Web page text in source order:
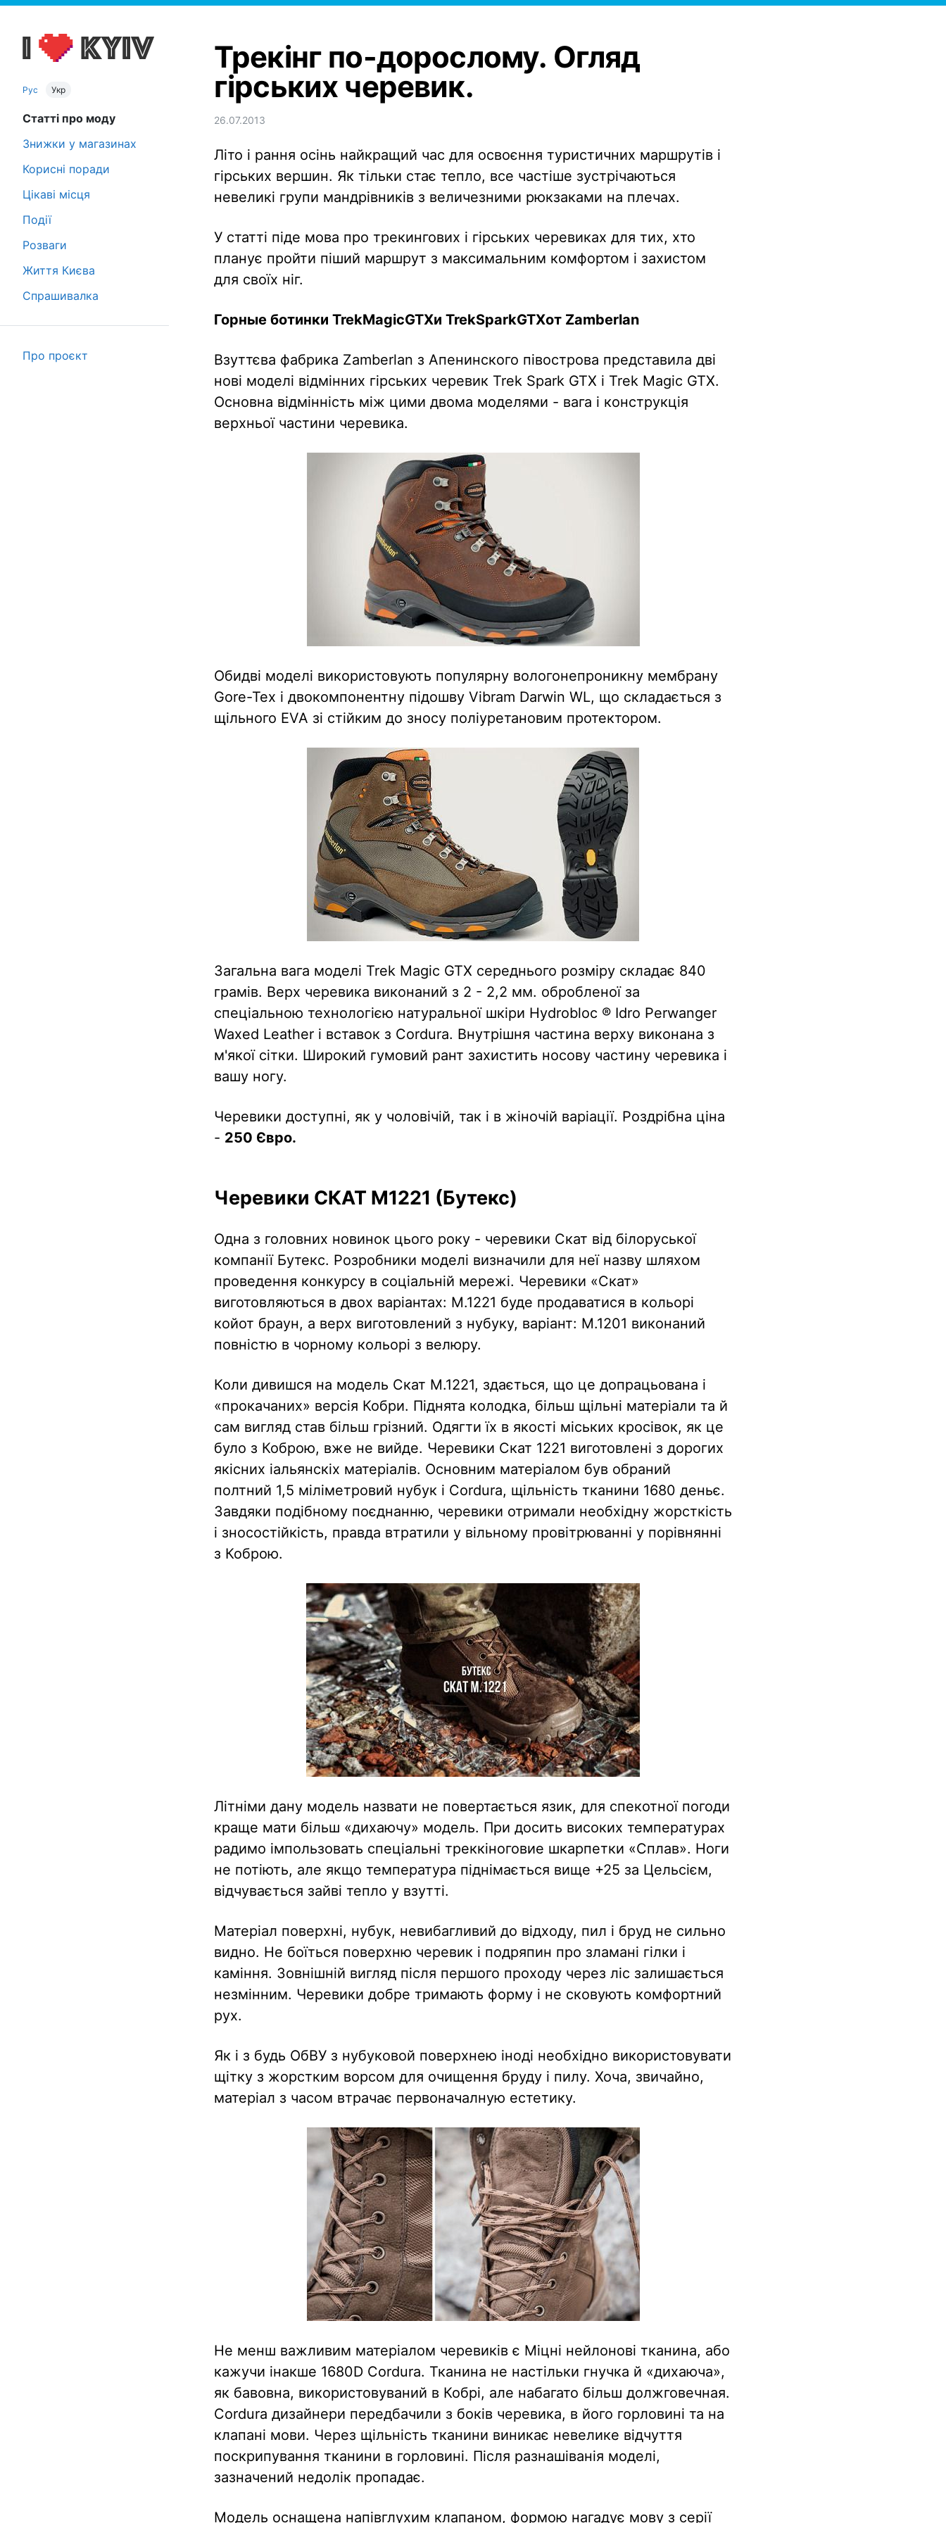
Рус Укр
Статті про моду
Знижки у магазинах
Корисні поради
Цікаві місця
Події
Розваги
Життя Києва
Спрашивалка
Про проєкт
Трекінг по-дорослому. Огляд
гірських черевик.
26.07.2013
Літо і рання осінь найкращий час для освоєння туристичних маршрутів і
гірських вершин. Як тільки стає тепло, все частіше зустрічаються
невеликі групи мандрівників з величезними рюкзаками на плечах.
У статті піде мова про трекингових і гірських черевиках для тих, хто
планує пройти піший маршрут з максимальним комфортом і захистом
для своїх ніг.
Горные ботинки TrekMagicGTXи TrekSparkGTXот Zamberlan
Взуттєва фабрика Zamberlan з Апенинского півострова представила дві
нові моделі відмінних гірських черевик Trek Spark GTX і Trek Magic GTX.
Основна відмінність між цими двома моделями - вага і конструкція
верхньої частини черевика.
Обидві моделі використовують популярну вологонепроникну мембрану
Gore-Tex і двокомпонентну підошву Vibram Darwin WL, що складається з
щільного EVA зі стійким до зносу поліуретановим протектором.
Загальна вага моделі Trek Magic GTX середнього розміру складає 840
грамів. Верх черевика виконаний з 2 - 2,2 мм. обробленої за
спеціальною технологією натуральної шкіри Hydrobloc ® Idro Perwanger
Waxed Leather і вставок з Cordura. Внутрішня частина верху виконана з
м'якої сітки. Широкий гумовий рант захистить носову частину черевика і
вашу ногу.
Черевики доступні, як у чоловічій, так і в жіночій варіації. Роздрібна ціна
- 250 Євро.
Черевики СКАТ M1221 (Бутекс)
Одна з головних новинок цього року - черевики Скат від білоруської
компанії Бутекс. Розробники моделі визначили для неї назву шляхом
проведення конкурсу в соціальній мережі. Черевики «Скат»
виготовляються в двох варіантах: М.1221 буде продаватися в кольорі
койот браун, а верх виготовлений з нубуку, варіант: М.1201 виконаний
повністю в чорному кольорі з велюру.
Коли дивишся на модель Скат M.1221, здається, що це допрацьована і
«прокачаних» версія Кобри. Піднята колодка, більш щільні матеріали та й
сам вигляд став більш грізний. Одягти їх в якості міських кросівок, як це
було з Коброю, вже не вийде. Черевики Скат 1221 виготовлені з дорогих
якісних іальянскіх матеріалів. Основним матеріалом був обраний
полтний 1,5 міліметровий нубук і Cordura, щільність тканини 1680 деньє.
Завдяки подібному поєднанню, черевики отримали необхідну жорсткість
і зносостійкість, правда втратили у вільному провітрюванні у порівнянні
з Коброю.
Літніми дану модель назвати не повертається язик, для спекотної погоди
краще мати більш «дихаючу» модель. При досить високих температурах
радимо імпользовать спеціальні треккіноговие шкарпетки «Сплав». Ноги
не потіють, але якщо температура піднімається вище +25 за Цельсієм,
відчувається зайві тепло у взутті.
Матеріал поверхні, нубук, невибагливий до відходу, пил і бруд не сильно
видно. Не боїться поверхню черевик і подряпин про зламані гілки і
каміння. Зовнішній вигляд після першого проходу через ліс залишається
незмінним. Черевики добре тримають форму і не сковують комфортний
рух.
Як і з будь ОбВУ з нубуковой поверхнею іноді необхідно використовувати
щітку з жорстким ворсом для очищення бруду і пилу. Хоча, звичайно,
матеріал з часом втрачає первоначалную естетику.
Не менш важливим матеріалом черевиків є Міцні нейлонові тканина, або
кажучи інакше 1680D Cordura. Тканина не настільки гнучка й «дихаюча»,
як бавовна, використовуваний в Кобрі, але набагато більш должговечная.
Cordura дизайнери передбачили з боків черевика, в його горловині та на
клапані мови. Через щільність тканини виникає невелике відчуття
поскрипування тканини в горловині. Після разнашіванія моделі,
зазначений недолік пропадає.
Модель оснащена напівглухим клапаном, формою нагадує мову з серії